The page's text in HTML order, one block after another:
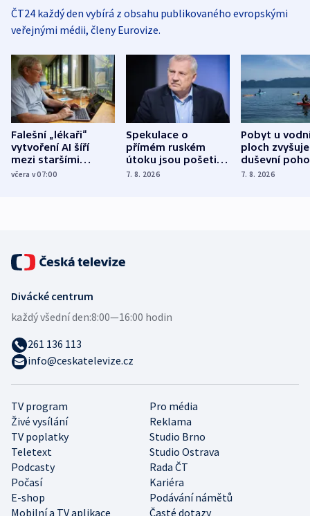
ČT24 každý den vybírá z obsahu publikovaného evropskými
veřejnými médii, členy Eurovize.
Falešní „lékaři“
vytvoření AI šíří
mezi staršími
Poláky nebezpečné
včera v 07:00
Spekulace o
přímém ruském
útoku jsou pošetilé,
míní estonský
7. 8. 2026
Pobyt u
ploch zvyšuje
duševní
ukázala
7. 8. 2026
TV program
Pro média
Živé vysílání
Reklama
TV poplatky
Studio Brno
Teletext
Studio Ostrava
Podcasty
Rada ČT
Počasí
Kariéra
E-shop
Podávání námětů
Mobilní a TV aplikace
Časté dotazy
Divácké centrum
každý všední den:8:00—16:00 hodin
261 136 113
info@ceskatelevize.cz